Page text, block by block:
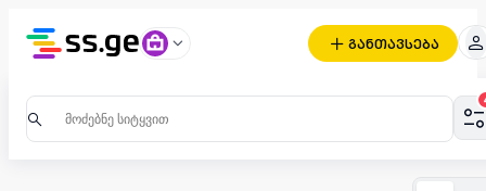
განთავსება